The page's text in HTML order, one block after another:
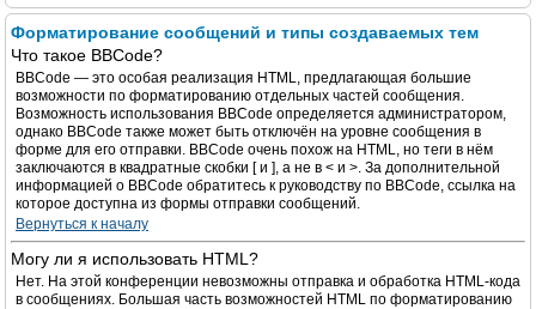
Форматирование сообщений и типы создаваемых тем
Что такое BBCode?
BBCode — это особая реализация HTML, предлагающая большие
возможности по форматированию отдельных частей сообщения.
Возможность использования BBCode определяется администратором,
однако BBCode также может быть отключён на уровне сообщения в
форме для его отправки. BBCode очень похож на HTML, но теги в нём
заключаются в квадратные скобки [ и ], а не в < и >. За дополнительной
информацией о BBCode обратитесь к руководству по BBCode, ссылка на
которое доступна из формы отправки сообщений.
Вернуться к началу
Могу ли я использовать HTML?
Нет. На этой конференции невозможны отправка и обработка HTML-кода
в сообщениях. Большая часть возможностей HTML по форматированию